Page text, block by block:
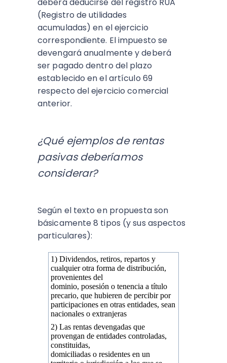
(Registro de utilidades
acumuladas) en el ejercicio
correspondiente. El impuesto se
devengará anualmente y deberá
ser pagado dentro del plazo
establecido en el artículo 69
respecto del ejercicio comercial
anterior.
¿Qué ejemplos de rentas
pasivas deberíamos
considerar?
Según el texto en propuesta son
básicamente 8 tipos (y sus aspectos
particulares):
1) Dividendos, retiros, repartos y
cualquier otra forma de distribución,
provenientes del
dominio, posesión o tenencia a título
precario, que hubieren de percibir por
participaciones en otras entidades, sean
nacionales o extranjeras
2) Las rentas devengadas que
provengan de entidades controladas,
constituidas,
domiciliadas o residentes en un